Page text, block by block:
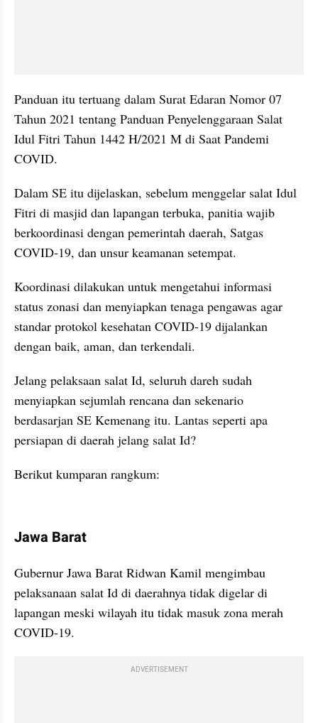
Panduan itu tertuang dalam Surat Edaran Nomor 07
Tahun 2021 tentang Panduan Penyelenggaraan Salat
Idul Fitri Tahun 1442 H/2021 M di Saat Pandemi
COVID.
Dalam SE itu dijelaskan, sebelum menggelar salat Idul
Fitri di masjid dan lapangan terbuka, panitia wajib
berkoordinasi dengan pemerintah daerah, Satgas
COVID-19, dan unsur keamanan setempat.
Koordinasi dilakukan untuk mengetahui informasi
status zonasi dan menyiapkan tenaga pengawas agar
standar protokol kesehatan COVID-19 dijalankan
dengan baik, aman, dan terkendali.
Jelang pelaksaan salat Id, seluruh dareh sudah
menyiapkan sejumlah rencana dan sekenario
berdasarjan SE Kemenang itu. Lantas seperti apa
persiapan di daerah jelang salat Id?
Berikut kumparan rangkum:
Jawa Barat
Gubernur Jawa Barat Ridwan Kamil mengimbau
pelaksanaan salat Id di daerahnya tidak digelar di
lapangan meski wilayah itu tidak masuk zona merah
COVID-19.
ADVERTISEMENT